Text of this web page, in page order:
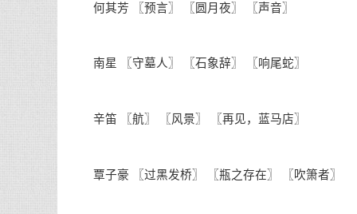
何其芳 〖预言〗 〖圆月夜〗 〖声音〗
南星 〖守墓人〗 〖石象辞〗 〖响尾蛇〗
辛笛 〖航〗 〖风景〗 〖再见，蓝马店〗
覃子豪 〖过黑发桥〗 〖瓶之存在〗 〖吹箫者〗